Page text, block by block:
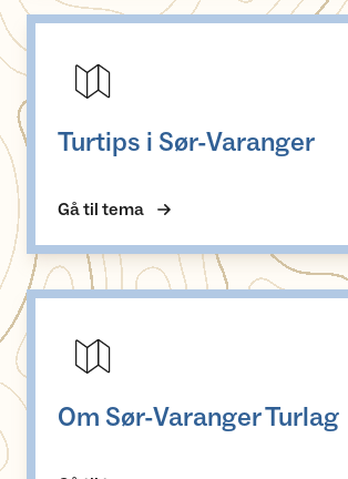
Turtips i Sør-Varanger
Gå til tema
Om Sør-Varanger Turlag